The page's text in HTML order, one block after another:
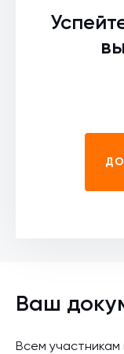
Ваш
Всем участникам